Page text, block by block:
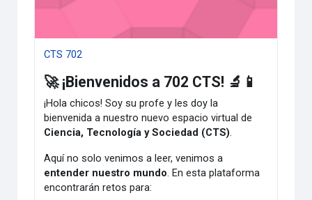
CTS 702
🚀 ¡Bienvenidos a 702 CTS! 🔬📱
¡Hola chicos! Soy su profe y les doy la
bienvenida a nuestro nuevo espacio virtual de
Ciencia, Tecnología y Sociedad (CTS).
Aquí no solo venimos a leer, venimos a
entender nuestro mundo. En esta plataforma
encontrarán retos para: